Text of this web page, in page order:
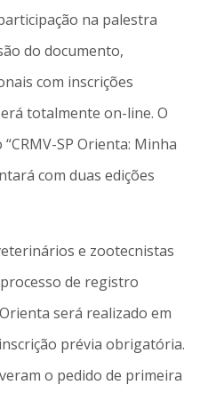
na palestra
do documento,
com inscrições
totalmente on-line. O
SP Orienta: Minha
com duas edições
e zootecnistas
de registro
será realizado em
prévia obrigatória.
o pedido de primeira